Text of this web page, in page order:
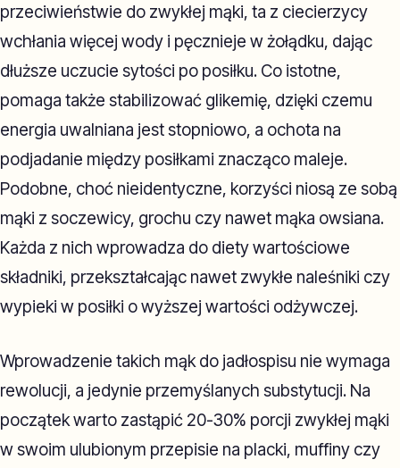
przeciwieństwie do zwykłej mąki, ta z ciecierzycy
wchłania więcej wody i pęcznieje w żołądku, dając
dłuższe uczucie sytości po posiłku. Co istotne,
pomaga także stabilizować glikemię, dzięki czemu
energia uwalniana jest stopniowo, a ochota na
podjadanie między posiłkami znacząco maleje.
Podobne, choć nieidentyczne, korzyści niosą ze sobą
mąki z soczewicy, grochu czy nawet mąka owsiana.
Każda z nich wprowadza do diety wartościowe
składniki, przekształcając nawet zwykłe naleśniki czy
wypieki w posiłki o wyższej wartości odżywczej.
Wprowadzenie takich mąk do jadłospisu nie wymaga
rewolucji, a jedynie przemyślanych substytucji. Na
początek warto zastąpić 20-30% porcji zwykłej mąki
w swoim ulubionym przepisie na placki, muffiny czy